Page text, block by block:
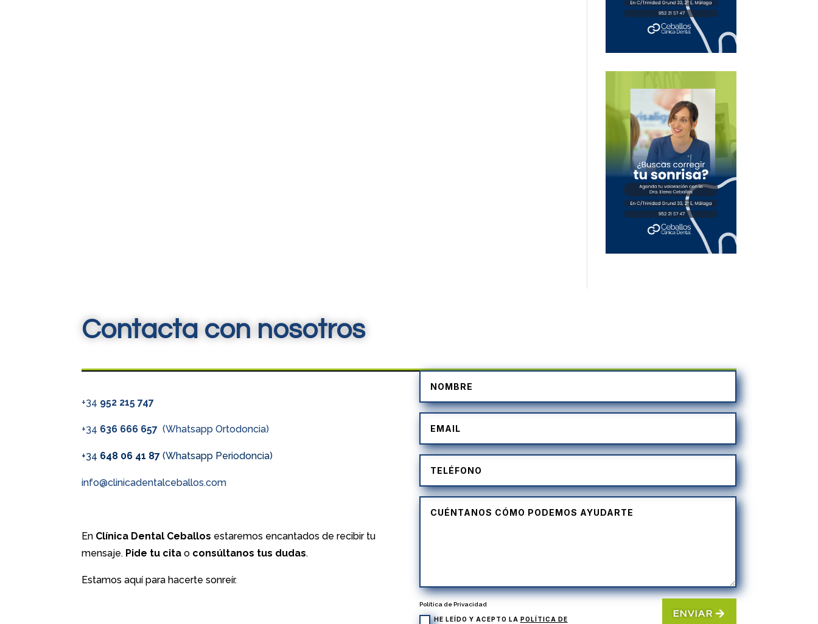
Contacta con nosotros
+34 952 215 747
+34 636 666 657(Whatsapp Ortodoncia)
+34 648 06 41 87 (Whatsapp Periodoncia)
info@clinicadentalceballos.com
En Clínica Dental Ceballos estaremos encantados de recibir tu
mensaje. Pide tu cita o consúltanos tus dudas.
Estamos aquí para hacerte sonreír.
Política de Privacidad
HE LEÍDO Y ACEPTO LA POLÍTICA DE
ENVIAR